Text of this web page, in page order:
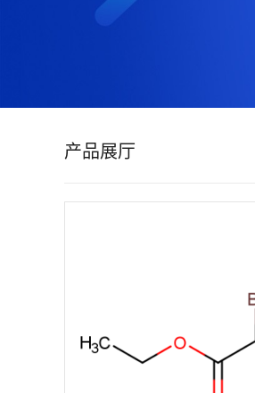
产品展厅